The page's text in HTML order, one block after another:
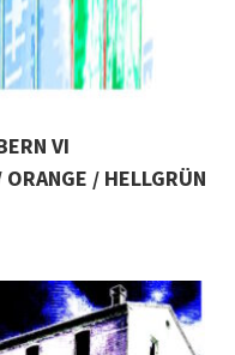
VI
/ HELLGRÜN